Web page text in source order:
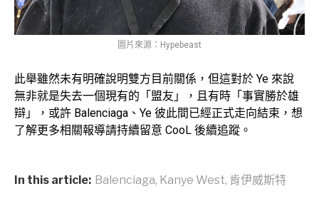
圖片來源：Hypebeast
此舉雖然未有明確說明雙方目前關係，但這對於 Ye 來說
無非就是失去一個現有的「盟友」，且有時「事實勝於雄
辯」，或許 Balenciaga、Ye 彼此間已經正式走向結束，想
了解更多相關報導請持續留意 CooL 後續追蹤。
In this article: Balenciaga, Kanye West, 肯伊威斯特